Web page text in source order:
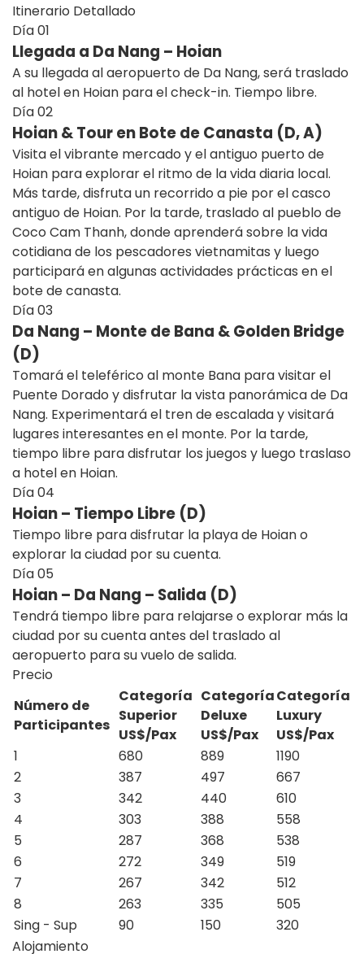
Itinerario Detallado
Día01
Llegada a Da Nang – Hoian
A su llegada al aeropuerto de Da Nang, será traslado
al hotel en Hoian para el check-in. Tiempo libre.
Día02
Hoian & Tour en Bote de Canasta (D, A)
Visita el vibrante mercado y el antiguo puerto de
Hoian para explorar el ritmo de la vida diaria local.
Más tarde, disfruta un recorrido a pie por el casco
antiguo de Hoian. Por la tarde, traslado al pueblo de
Coco Cam Thanh, donde aprenderá sobre la vida
cotidiana de los pescadores vietnamitas y luego
participará en algunas actividades prácticas en el
bote de canasta.
Día03
Da Nang – Monte de Bana & Golden Bridge
(D)
Tomará el teleférico al monte Bana para visitar el
Puente Dorado y disfrutar la vista panorámica de Da
Nang. Experimentará el tren de escalada y visitará
lugares interesantes en el monte. Por la tarde,
tiempo libre para disfrutar los juegos y luego traslaso
a hotel en Hoian.
Día04
Hoian – Tiempo Libre (D)
Tiempo libre para disfrutar la playa de Hoian o
explorar la ciudad por su cuenta.
Día05
Hoian – Da Nang – Salida (D)
Tendrá tiempo libre para relajarse o explorar más la
ciudad por su cuenta antes del traslado al
aeropuerto para su vuelo de salida.
Precio
Número de
Participantes
Categoría
Superior
US$/Pax
Categoría
Deluxe
US$/Pax
Categoría
Luxury
US$/Pax
1
680 889
1190
2
387 497
667
3
342 440
610
4
303 388
558
5
287 368
538
6
272 349
519
7
267 342
512
8
263 335
505
Sing - Sup
90 150
320
Alojamiento